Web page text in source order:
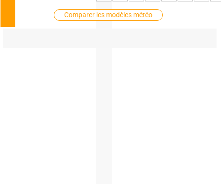
Comparer les modèles météo